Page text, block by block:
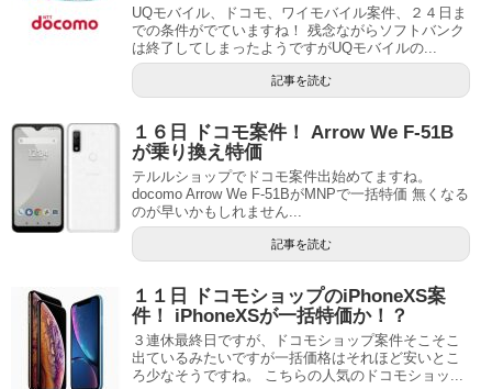
UQモバイル、ドコモ、ワイモバイル案件、２４日ま
での条件がでていますね！ 残念ながらソフトバンク
は終了してしまったようですがUQモバイルの...
記事を読む
１６日 ドコモ案件！ Arrow We F-51B
が乗り換え特価
テルルショップでドコモ案件出始めてますね。
docomo Arrow We F-51BがMNPで一括特価 無くなる
のが早いかもしれません...
記事を読む
１１日 ドコモショップのiPhoneXS案
件！ iPhoneXSが一括特価か！？
３連休最終日ですが、ドコモショップ案件そこそこ
出ているみたいですが一括価格はそれほど安いとこ
ろ少なそうですね。 こちらの人気のドコモショッ...